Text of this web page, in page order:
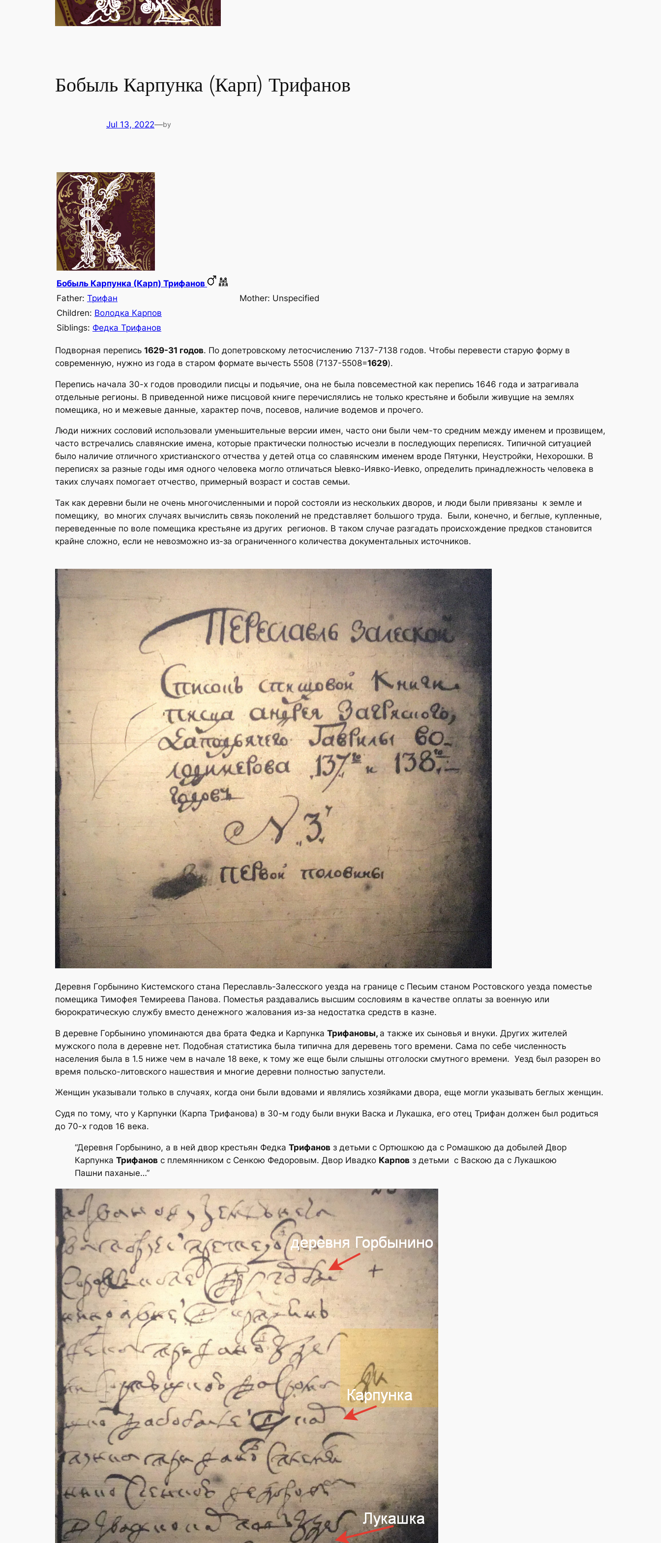
Бобыль Карпунка (Карп) Трифанов
Jul 13, 2022—by
Бобыль Карпунка (Карп) Трифанов
Father: Трифан
Mother: Unspecified
Children: Володка Карпов
Siblings: Федка Трифанов
Подворная перепись 1629-31 годов. По допетровскому летосчислению 7137-7138 годов. Чтобы перевести старую форму в
современную, нужно из года в старом формате вычесть 5508 (7137-5508=1629).
Перепись начала 30-х годов проводили писцы и подьячие, она не была повсеместной как перепись 1646 года и затрагивала
отдельные регионы. В приведенной ниже писцовой книге перечислялись не только крестьяне и бобыли живущие на землях
помещика, но и межевые данные, характер почв, посевов, наличие водемов и прочего.
Люди нижних сословий использовали уменьшительные версии имен, часто они были чем-то средним между именем и прозвищем,
часто встречались славянские имена, которые практически полностью исчезли в последующих переписях. Типичной ситуацией
было наличие отличного христианского отчества у детей отца со славянским именем вроде Пятунки, Неустройки, Нехорошки. В
переписях за разные годы имя одного человека могло отличаться Ыевко-Иявко-Иевко, определить принадлежность человека в
таких случаях помогает отчество, примерный возраст и состав семьи.
Так как деревни были не очень многочисленными и порой состояли из нескольких дворов, и люди были привязаны к земле и
помещику, во многих случаях вычислить связь поколений не представляет большого труда. Были, конечно, и беглые, купленные,
переведенные по воле помещика крестьяне из других регионов. В таком случае разгадать происхождение предков становится
крайне сложно, если не невозможно из-за ограниченного количества документальных источников.
Деревня Горбынино Кистемского стана Переславль-Залесского уезда на границе с Песьим станом Ростовского уезда поместье
помещика Тимофея Темиреева Панова. Поместья раздавались высшим сословиям в качестве оплаты за военную или
бюрократическую службу вместо денежного жалования из-за недостатка средств в казне.
В деревне Горбынино упоминаются два брата Федка и Карпунка Трифановы, а также их сыновья и внуки. Других жителей
мужского пола в деревне нет. Подобная статистика была типична для деревень того времени. Сама по себе численность
населения была в 1.5 ниже чем в начале 18 веке, к тому же еще были слышны отголоски смутного времени. Уезд был разорен во
время польско-литовского нашествия и многие деревни полностью запустели.
Женщин указывали только в случаях, когда они были вдовами и являлись хозяйками двора, еще могли указывать беглых женщин.
Судя по тому, что у Карпунки (Карпа Трифанова) в 30-м году были внуки Васка и Лукашка, его отец Трифан должен был родиться
до 70-х годов 16 века.
“Деревня Горбынино, а в ней двор крестьян Федка Трифанов з детьми с Ортюшкою да с Ромашкою да добылей Двор
Карпунка Трифанов с племянником с Сенкою Федоровым. Двор Ивадко Карпов з детьми с Васкою да с Лукашкою
Пашни паханые…”